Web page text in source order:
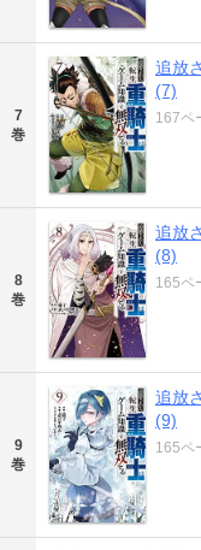
7
巻
追放
(7)
167ペ
8
巻
追放
(8)
165ペ
9
巻
追放
(9)
165ペ